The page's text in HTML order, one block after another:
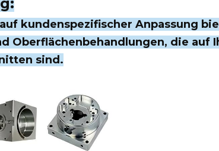
kundenspezifischer Anpassung
Oberflächenbehandlungen, die auf
sind.